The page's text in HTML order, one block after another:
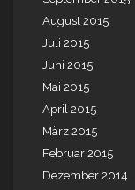
August 2015
Juli 2015
Juni 2015
Mai 2015
April 2015
März 2015
Februar 2015
Dezember 2014